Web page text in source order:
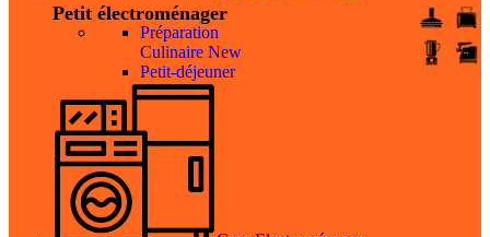
Petit électroménager
Préparation
Culinaire New
Petit-déjeuner